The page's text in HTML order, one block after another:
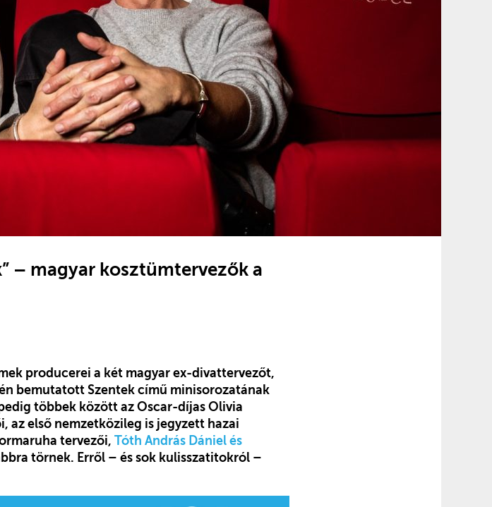
– magyar kosztümtervezők a
producerei a két magyar ex-divattervezőt,
bemutatott Szentek című minisorozatának
többek között az Oscar-díjas Olivia
első nemzetközileg is jegyzett hazai
tervezői, Tóth András Dániel és
törnek. Erről – és sok kulisszatitokról –